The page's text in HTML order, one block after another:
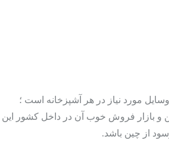
مورد نیاز در هر آشپزخانه است ؛
هر رنده در چین حدود ۶.۱دلار است. همین قیمت پایین کالا در چین و بازار فروش خوب آن در داخل کشور این
از چین باشد.